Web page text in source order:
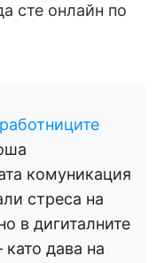
сте онлайн по
комуникация
стреса на
в дигиталните
като дава на